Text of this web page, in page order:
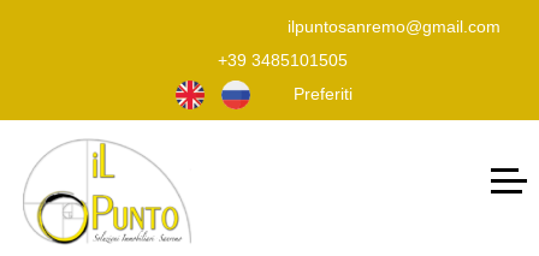
ilpuntosanremo@gmail.com
+39 3485101505
Preferiti